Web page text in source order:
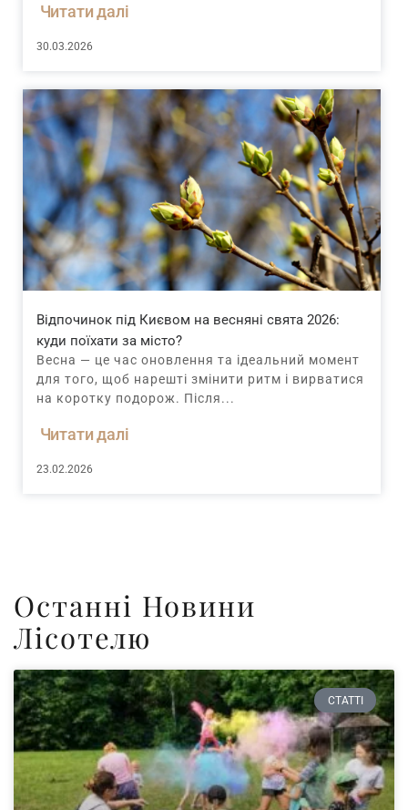
Читати далі
30.03.2026
Відпочинок під Києвом на весняні свята 2026:
куди поїхати за місто?
Весна — це час оновлення та ідеальний момент
для того, щоб нарешті змінити ритм і вирватися
на коротку подорож. Після...
Читати далі
23.02.2026
Останні Новини
Лісотелю
СТАТТІ